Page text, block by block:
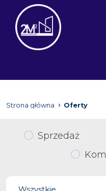
Strona główna Oferty
Sprzedaż